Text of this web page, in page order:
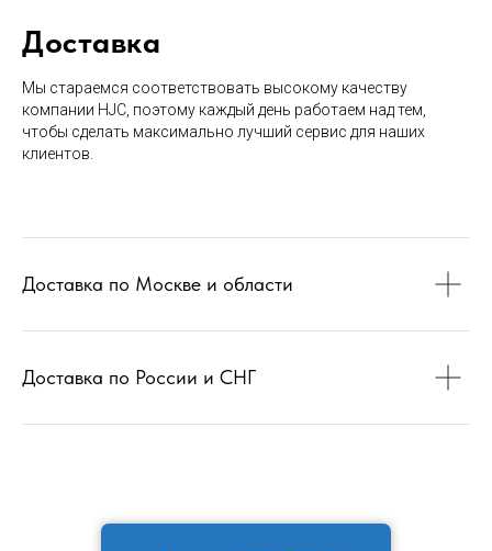
Доставка
Мы стараемся соответствовать высокому качеству
компании HJC, поэтому каждый день работаем над тем,
чтобы сделать максимально лучший сервис для наших
клиентов.
Доставка по Москве и области
Доставка по России и СНГ